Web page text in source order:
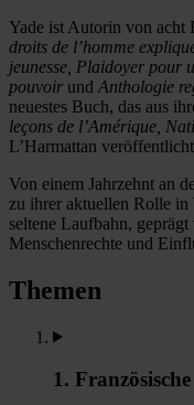
Yade ist Autorin von acht
droits de l’homme
jeunesse, Plaidoyer pour
pouvoir und Anthologie
neuestes Buch, das aus
leçons de l’Amérique,
L’Harmattan
Von einem Jahrzehnt an
zu ihrer aktuellen Rolle in
seltene Laufbahn,
Menschenrechte und
Themen
1.